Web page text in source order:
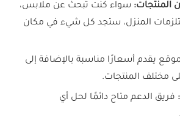
سواء كنت تبحث عن ملابس،
المنزل، ستجد كل شيء في مكان
يقدم أسعارًا مناسبة بالإضافة إلى
مختلف المنتجات.
فريق الدعم متاح دائمًا لحل أي